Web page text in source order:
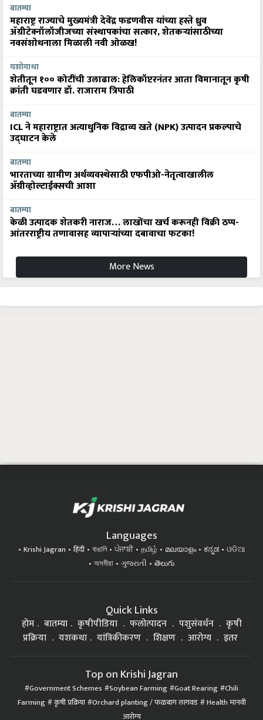
बातम्या
महाराष्ट्र राज्याचे मुख्यमंत्री देवेंद्र फडणवीस यांच्या हस्ते ध्रुव
ॲग्रीटेक्नॉलॉजीजच्या संस्थापकांचा सत्कार, शेतकऱ्यांसाठीच्या
नवसंशोधनाला मिळाली नवी ओळख!
यशोगाथा
शेतीतून १०० कोटींची उलाढाल: हेलिकॉप्टरनंतर आता विमानातून कृषी
क्रांती घडवणार डॉ. राजाराम त्रिपाठी
बातम्या
ICL ने महाराष्ट्रात अत्याधुनिक विद्राव्य खते (NPK) उत्पादन प्रकल्पाचे
उद्घाटन केले
बातम्या
भारताच्या ग्रामीण अर्थव्यवस्थेसाठी एफपीओ-नेतृत्वाखालील
अ‍ॅग्रीव्होल्टाईक्सची आशा
बातम्या
केळी उत्पादक शेतकरी नाराज… लाखोंचा खर्च करूनही विक्री ठप्प-
आंतरराष्ट्रीय तणावासह व्यापाऱ्यांच्या दबावाचा फटका!
More News
Languages
Krishi Jagran हिंदी বাঙালি ਪੰਜਾਬੀ தமிழ் മലയാളം ಕನ್ನಡ
ଓଡିଆ
অসমীয়া
ગુજરાતી తెలుగు
Quick Links
होम बातम्या कृषीपीडिया फलोत्पादन पशुसंवर्धन
कृषी
प्रक्रिया
यशकथा यांत्रिकीकरण शिक्षण आरोग्य इतर
Top on Krishi Jagran
Government Schemes Soybean Farming Goat Rearing Chili
Farming कृषी प्रक्रिया Orchard planting / फळबाग लागवड Health मानवी
आरोग्य